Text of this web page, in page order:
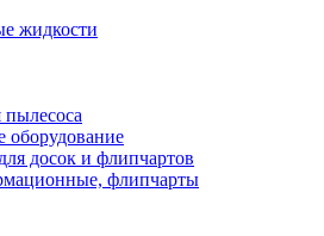
жидкости
оборудование
досок и флипчартов
флипчарты